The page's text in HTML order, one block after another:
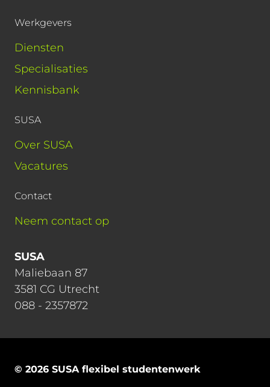
Werkgevers
Diensten
Specialisaties
Kennisbank
SUSA
Over SUSA
Vacatures
Contact
Neem contact op
SUSA
Maliebaan 87
3581 CG Utrecht
088 - 2357872
© 2026 SUSA flexibel studentenwerk